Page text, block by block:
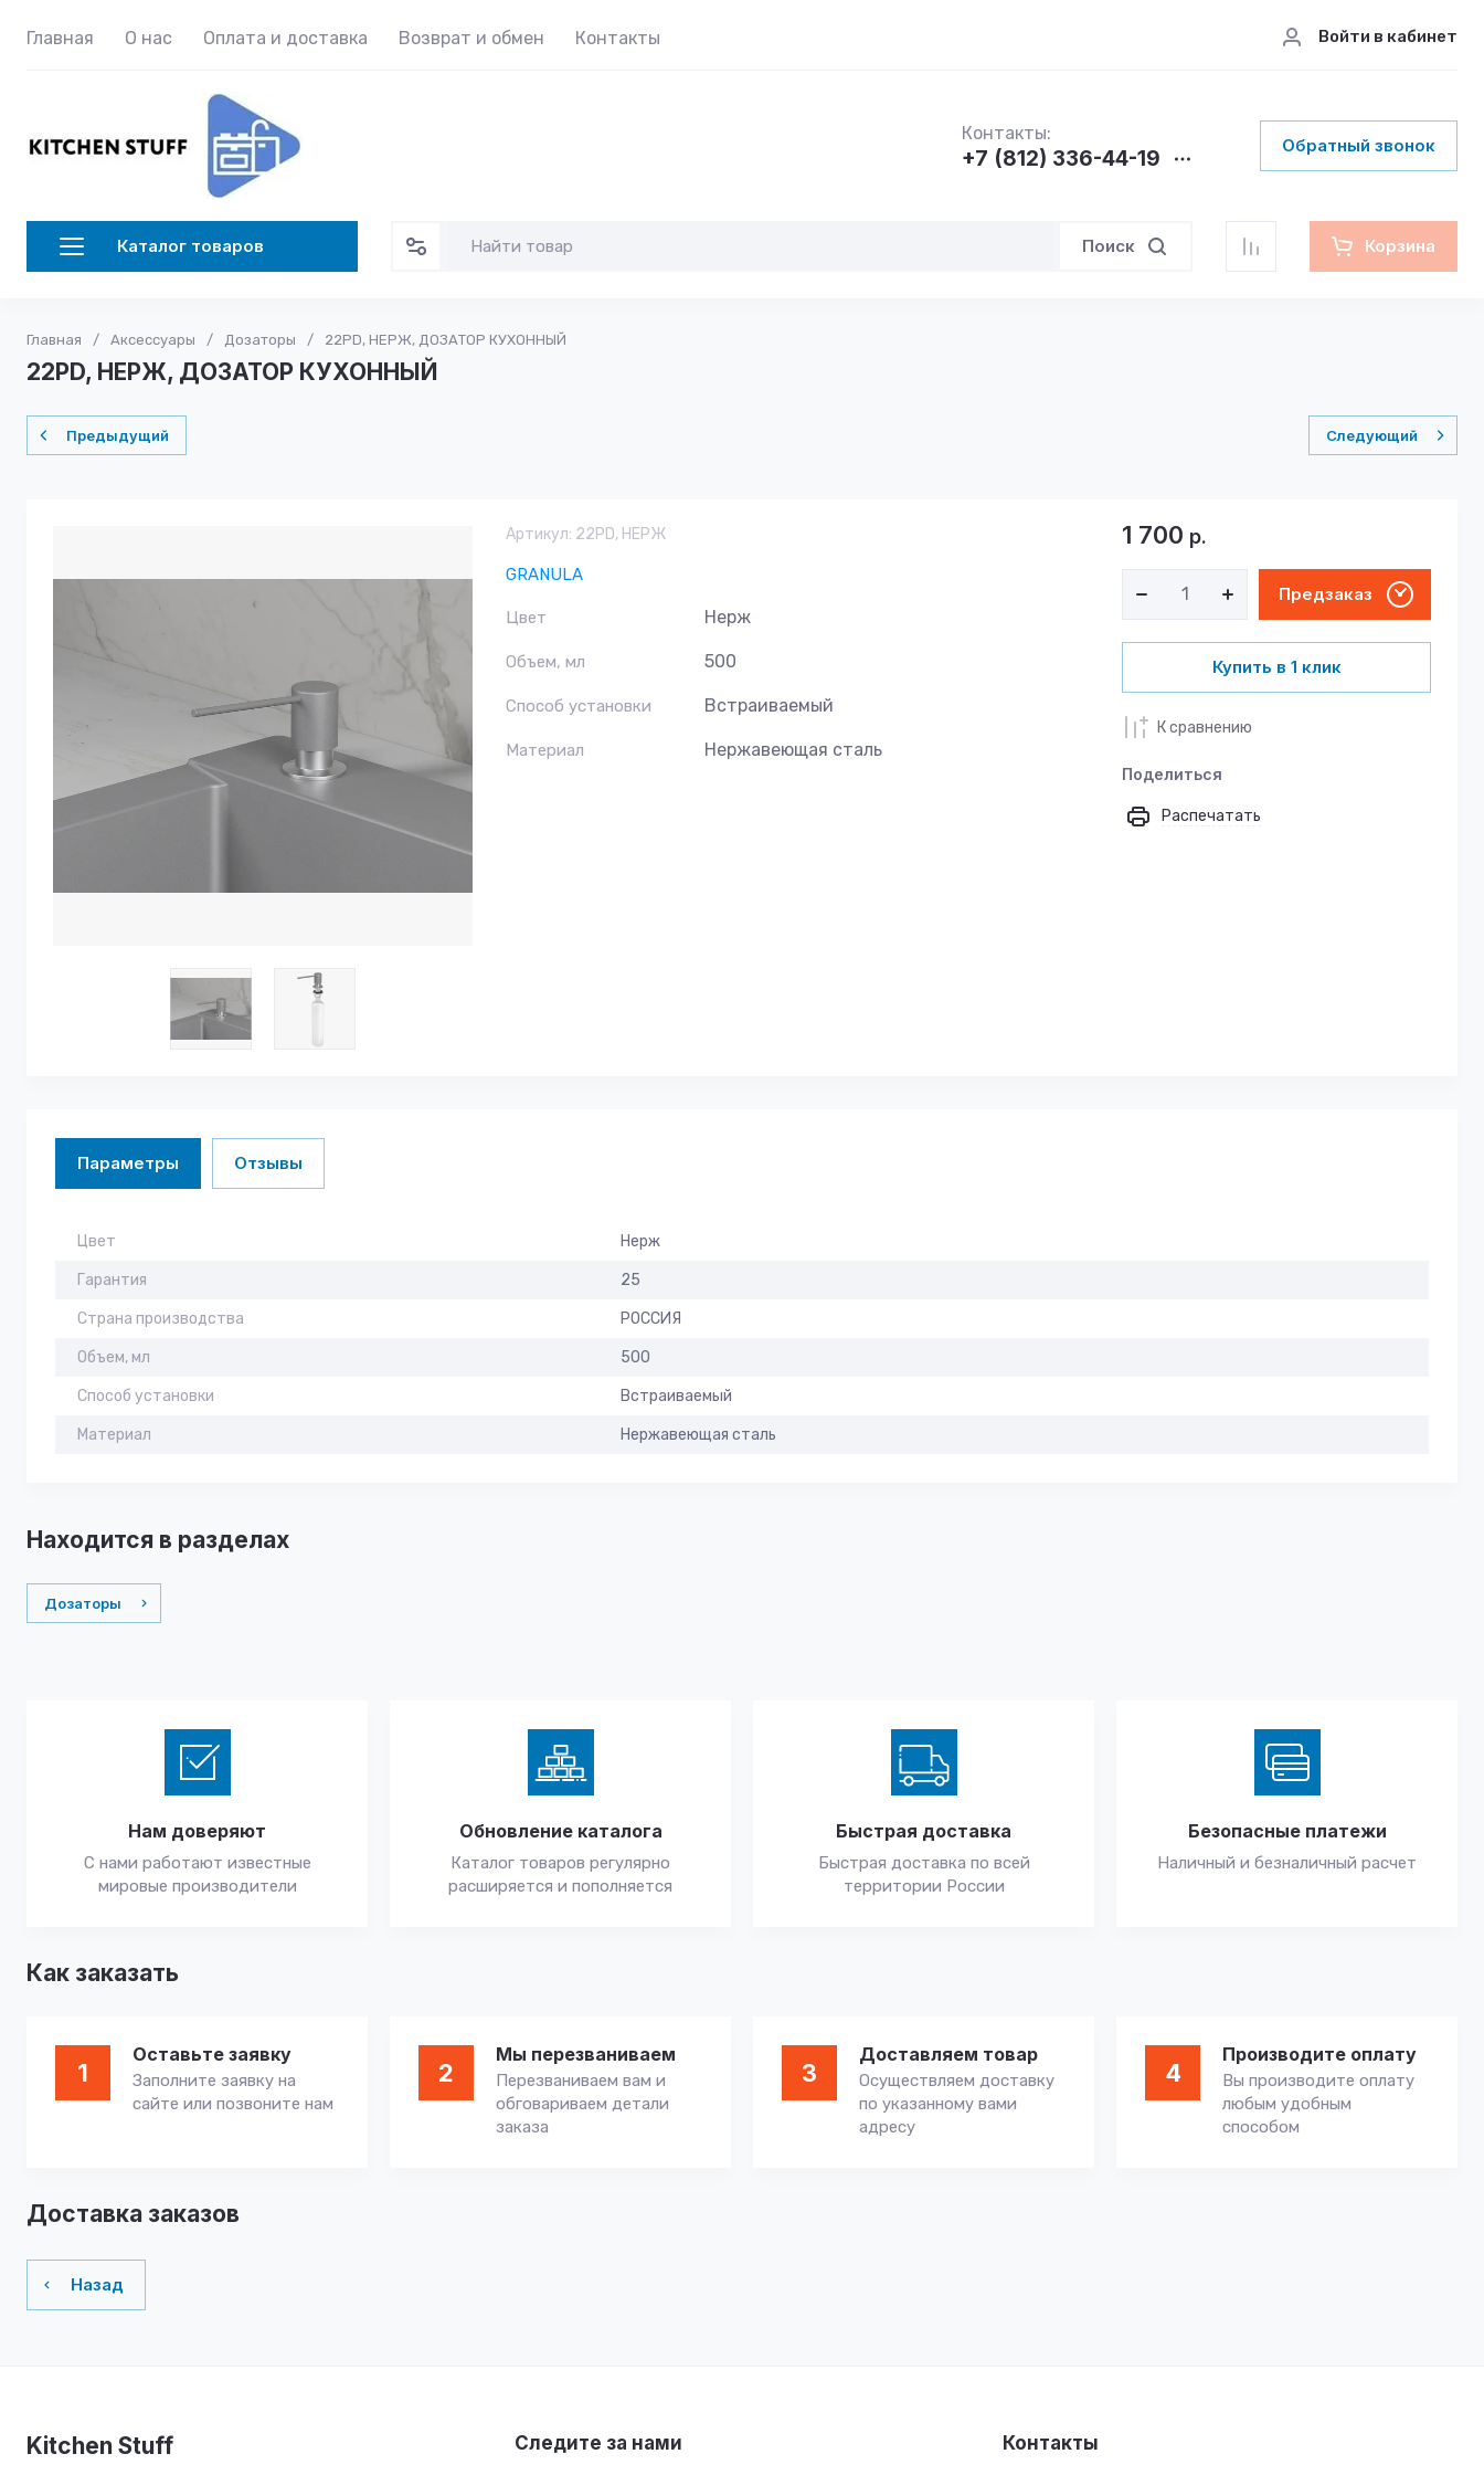
Главная О нас Оплата и доставка Возврат и обмен Контакты Войти в кабинет
Контакты:
+7 (812) 336-44-19
Обратный звонок
Каталог товаров Поиск Корзина
Главная / Аксессуары / Дозаторы / 22PD, НЕРЖ, ДОЗАТОР КУХОННЫЙ
22PD, НЕРЖ, ДОЗАТОР КУХОННЫЙ
Предыдущий Следующий
Артикул: 22PD, НЕРЖ
GRANULA
Цвет Нерж
Объем, мл 500
Способ установки Встраиваемый
Материал Нержавеющая сталь
1 700 р.
Предзаказ
Купить в 1 клик
К сравнению
Поделиться
Распечатать
Параметры Отзывы
Цвет Нерж
Гарантия 25
Страна производства РОССИЯ
Объем, мл 500
Способ установки Встраиваемый
Материал Нержавеющая сталь
Находится в разделах
Дозаторы
Нам доверяют
С нами работают известные
мировые производители
Обновление каталога
Каталог товаров регулярно
расширяется и пополняется
Быстрая доставка
Быстрая доставка по всей
территории России
Безопасные платежи
Наличный и безналичный расчет
Как заказать
1
Оставьте заявку
Заполните заявку на
сайте или позвоните нам
2
Мы перезваниваем
Перезваниваем вам и
обговариваем детали
заказа
3
Доставляем товар
Осуществляем доставку
по указанному вами
адресу
4
Производите оплату
Вы производите оплату
любым удобным
способом
Доставка заказов
Назад
Kitchen Stuff Следите за нами Контакты